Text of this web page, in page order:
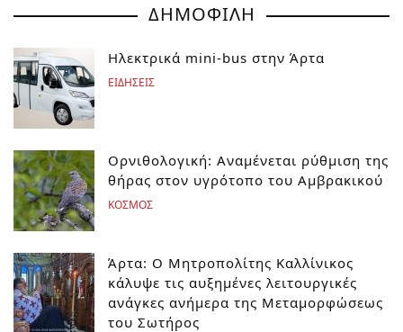
ΔΗΜΟΦΙΛΗ
Ηλεκτρικά mini-bus στην Άρτα
ΕΙΔΗΣΕΙΣ
Ορνιθολογική: Αναμένεται ρύθμιση της
θήρας στον υγρότοπο του Αμβρακικού
ΚΟΣΜΟΣ
Άρτα: Ο Μητροπολίτης Καλλίνικος
κάλυψε τις αυξημένες λειτουργικές
ανάγκες ανήμερα της Μεταμορφώσεως
του Σωτήρος